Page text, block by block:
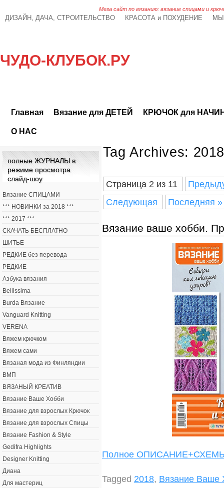
Мега сайт по вязанию: вязание спицами и
ДИЗАЙН, ДАЧА, СТРОИТЕЛЬСТВО КРАСОТА и ПОХУДЕНИЕ
ЧУДО-КЛУБОК.РУ
Главная Вязание для ДЕТЕЙ КРЮЧОК для
О НАС
Tag Archives:
Страница 2 из 11
Следующая
Последняя »
Вязание ваше хобби.
Полное
Tagged 2018, Вязание Ваше
полные ЖУРНАЛЫ в
режиме просмотра
слайд-шоу
Вязание СПИЦАМИ
*** НОВИНКИ за 2018 ***
*** 2017 ***
СКАЧАТЬ БЕСПЛАТНО
ШИТЬЕ
РЕДКИЕ без перевода
РЕДКИЕ
Азбука вязания
Bellissima
Burda Вязание
Vanguard Knitting
VERENA
Вяжем крючком
Вяжем сами
Вязаная мода из Финляндии
ВМП
ВЯЗАНЫЙ КРЕАТИВ
Вязание Ваше Хобби
Вязание для взрослых Крючок
Вязание для взрослых Спицы
Вязание Fashion & Style
Gedifra Highlights
Designer Knitting
Диана
Для мастериц